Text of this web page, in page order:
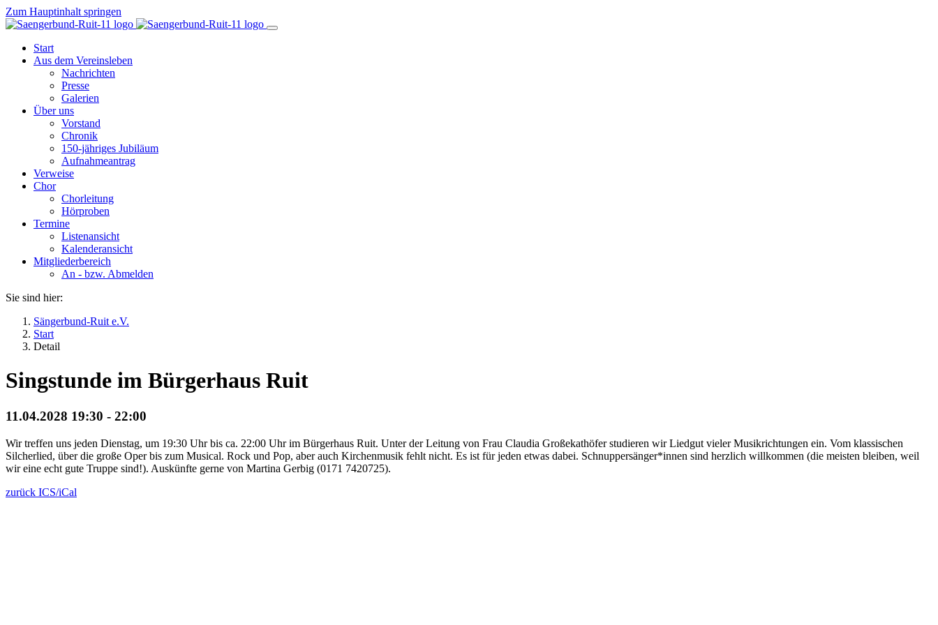
Zum Hauptinhalt springen
Start
Aus dem Vereinsleben
Nachrichten
Presse
Galerien
Über uns
Vorstand
Chronik
150-jähriges Jubiläum
Aufnahmeantrag
Verweise
Chor
Chorleitung
Hörproben
Termine
Listenansicht
Kalenderansicht
Mitgliederbereich
An - bzw. Abmelden
Sie sind hier:
Sängerbund-Ruit e.V.
Start
Detail
Singstunde im Bürgerhaus Ruit
11.04.2028 19:30 - 22:00
Wir treffen uns jeden Dienstag, um 19:30 Uhr bis ca. 22:00 Uhr im Bürgerhaus Ruit. Unter der Leitung von Frau Claudia Großekathöfer studieren wir Liedgut vieler Musikrichtungen ein. Vom klassischen
Silcherlied, über die große Oper bis zum Musical. Rock und Pop, aber auch Kirchenmusik fehlt nicht. Es ist für jeden etwas dabei. Schnuppersänger*innen sind herzlich willkommen (die meisten bleiben, weil
wir eine echt gute Truppe sind!). Auskünfte gerne von Martina Gerbig (0171 7420725).
zurück ICS/iCal